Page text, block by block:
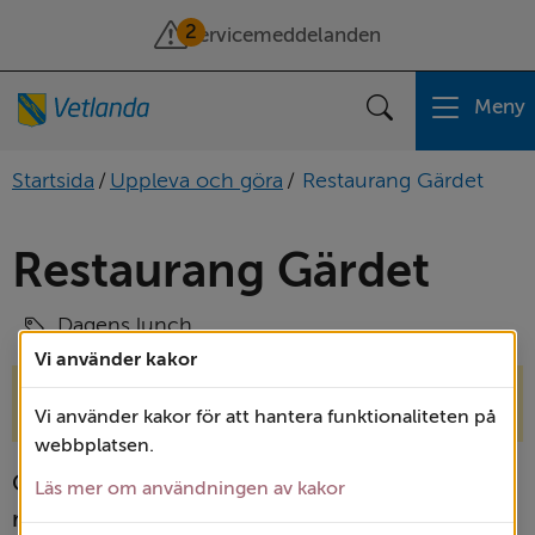
Vi använder kakor
Vi använder kakor för att hantera funktionaliteten på
webbplatsen.
Läs mer om användningen av kakor
2
Servicemeddelanden
Sök Meny
Startsida / Uppleva och göra / Restaurang Gärdet
Restaurang Gärdet
Dagens lunch
Restaurangen är stängd för läsåret. Vi öppnar
igen i slutet av augusti.
Gärdet är en lunch­restaurang som drivs av
restaurang­utbildningarna på